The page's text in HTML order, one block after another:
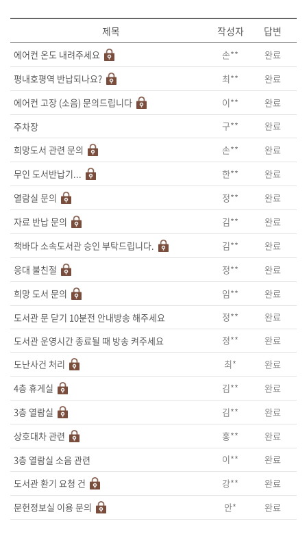
제목 작성자 답변
에어컨 온도 내려주세요 손**
완료
평내호평역 반납되나요?
최**
완료
에어컨 고장 (소음) 문의드립니다
이**
완료
주차장
구**
완료
희망도서 관련 문의
손**
완료
무인 도서반납기...
한**
완료
열람실 문의
정**
완료
자료 반납 문의
김**
완료
책바다 소속도서관 승인 부탁드립니다.
김**
완료
응대 불친절
정**
완료
희망 도서 문의
임**
완료
도서관 문 닫기 10분전 안내방송 해주세요
정**
완료
도서관 운영시간 종료될 때 방송 켜주세요
정**
완료
도난사건 처리
최*
완료
4층 휴게실
김**
완료
3층 열람실
김**
완료
상호대차 관련
홍**
완료
3층 열람실 소음 관련
이**
완료
도서관 환기 요청 건
강**
완료
문헌정보실 이용 문의
안* 완료